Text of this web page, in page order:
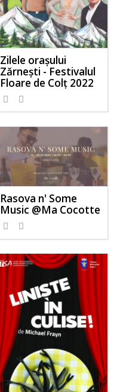
Zilele orașului
Zărnești - Festivalul
Floare de Colț 2022
Rasova n' Some
Music @Ma Cocotte